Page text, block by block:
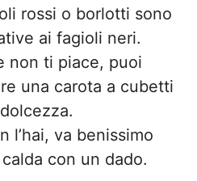
rossi o borlotti sono
ai fagioli neri.
non ti piace, puoi
una carota a cubetti
l’hai, va benissimo
con un dado.